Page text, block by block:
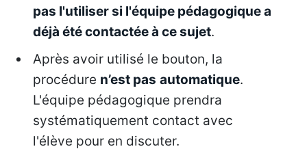
pas l'utiliser si l'équipe pédagogique a
déjà été contactée à ce sujet.
Après avoir utilisé le bouton, la
procédure n’est pas automatique.
L'équipe pédagogique prendra
systématiquement contact avec
l'élève pour en discuter.